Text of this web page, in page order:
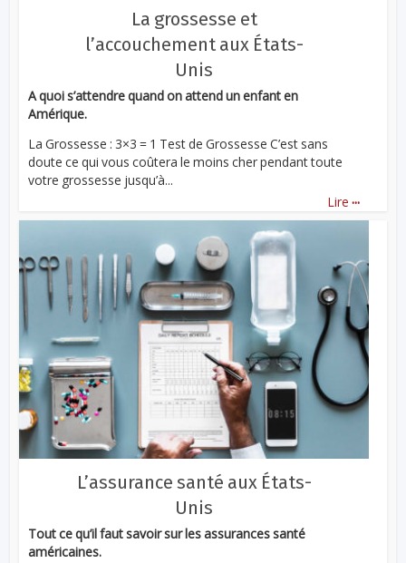
La grossesse et
l’accouchement aux États-
Unis
A quoi s’attendre quand on attend un enfant en
Amérique.
La Grossesse : 3×3 = 1 Test de Grossesse C’est sans
doute ce qui vous coûtera le moins cher pendant toute
votre grossesse jusqu’à...
Lire ...
L’assurance santé aux États-
Unis
Tout ce qu’il faut savoir sur les assurances santé
américaines.